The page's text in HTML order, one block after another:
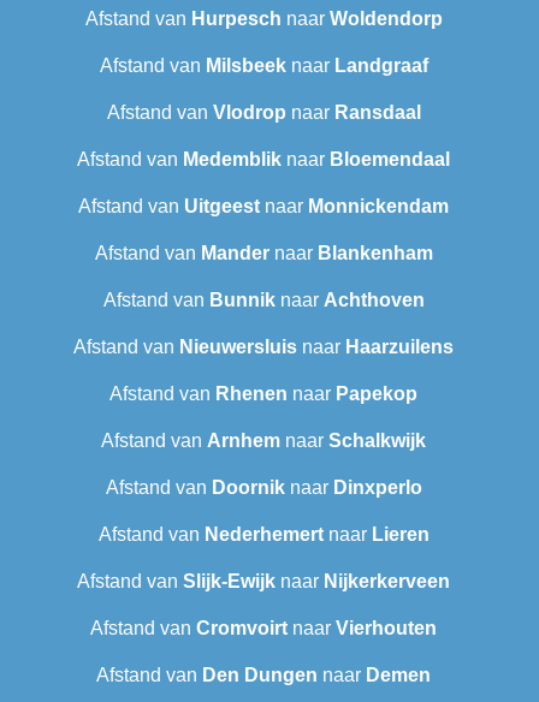
Afstand van Hurpesch naar Woldendorp
Afstand van Milsbeeknaar Landgraaf
Afstand van Vlodrop naar Ransdaal
Afstand van Medemblik naar Bloemendaal
Afstand van Uitgeest naar Monnickendam
Afstand van Mandernaar Blankenham
Afstand van Bunniknaar Achthoven
Afstand van Nieuwersluis naar Haarzuilens
Afstand van Rhenen naar Papekop
Afstand van Arnhem naar Schalkwijk
Afstand van Doorniknaar Dinxperlo
Afstand van Nederhemertnaar Lieren
Afstand van Slijk-Ewijk naar Nijkerkerveen
Afstand van Cromvoirt naar Vierhouten
Afstand van Den Dungen naar Demen